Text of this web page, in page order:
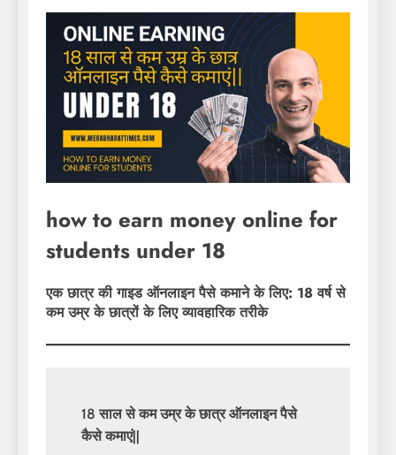
how to earn money online for
students under 18
एक छात्र की गाइड ऑनलाइन पैसे कमाने के लिए: 18 वर्ष से
कम उम्र के छात्रों के लिए व्यावहारिक तरीके
18 साल से कम उम्र के छात्र ऑनलाइन पैसे
कैसे कमाएं||